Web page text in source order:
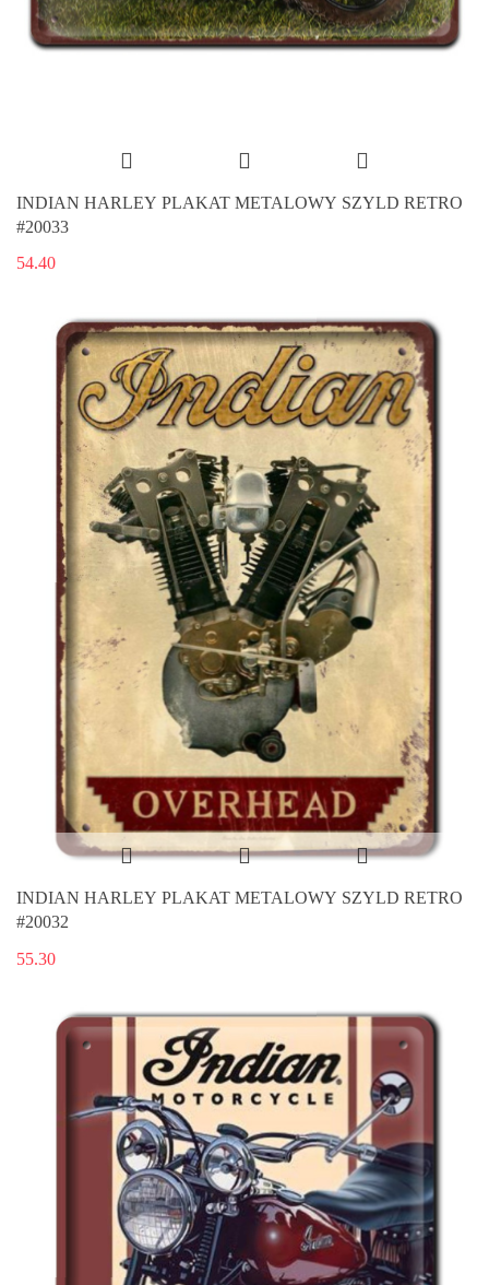
INDIAN HARLEY PLAKAT METALOWY SZYLD RETRO
#20033
54.40
INDIAN HARLEY PLAKAT METALOWY SZYLD RETRO
#20032
55.30